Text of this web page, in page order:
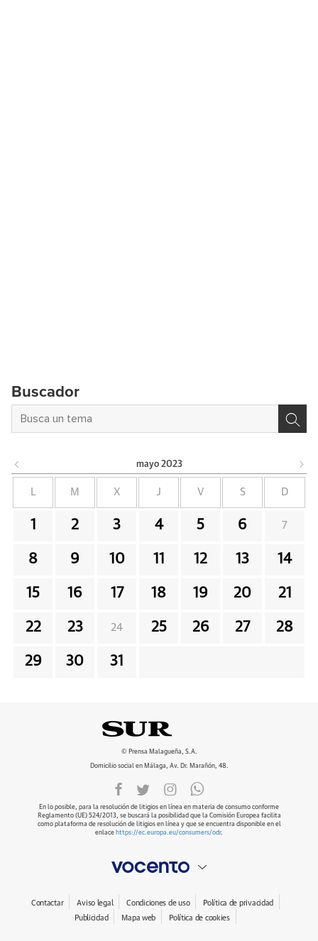
Buscador
mayo 2023
L M X J V S D
1 2 3 4 5 6 7
8 9 10 11 12 13 14
15 16 17 18 19 20 21
22 23 24 25 26 27 28
29 30 31
© Prensa Malagueña, S.A.
Domicilio social en Málaga, Av. Dr. Marañón, 48.
En lo posible, para la resolución de litigios en línea en materia de consumo conforme
Reglamento (UE) 524/2013, se buscará la posibilidad que la Comisión Europea facilita
como plataforma de resolución de litigios en línea y que se encuentra disponible en el
enlace https://ec.europa.eu/consumers/odr.
Contactar Aviso legal Condiciones de uso
Política de privacidad
Publicidad
Mapa web Política de cookies